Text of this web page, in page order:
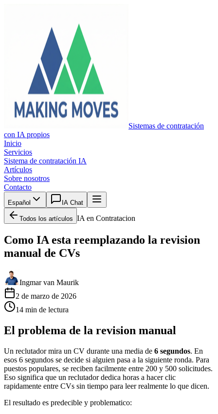
Sistemas de contratación
con IA propios
Inicio
Servicios
Sistema de contratación IA
Artículos
Sobre nosotros
Contacto
Español IA Chat
Todos los artículos IA en Contratacion
Como IA esta reemplazando la revision
manual de CVs
Ingmar van Maurik
2 de marzo de 2026
14 min de lectura
El problema de la revision manual
Un reclutador mira un CV durante una media de 6 segundos. En
esos 6 segundos se decide si alguien pasa a la siguiente ronda. Para
puestos populares, se reciben facilmente entre 200 y 500 solicitudes.
Eso significa que un reclutador dedica horas a hacer clic
rapidamente entre CVs sin tiempo para leer realmente lo que dicen.
El resultado es predecible y problematico: